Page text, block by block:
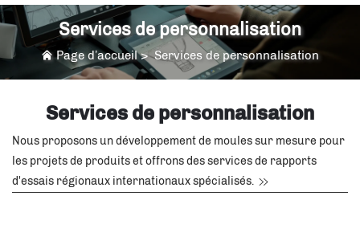
Services de personnalisation
Page d’accueil>Services de personnalisation
Services de personnalisation
Nous proposons un développement de moules sur mesure pour
les projets de produits et offrons des services de rapports
d'essais régionaux internationaux spécialisés.